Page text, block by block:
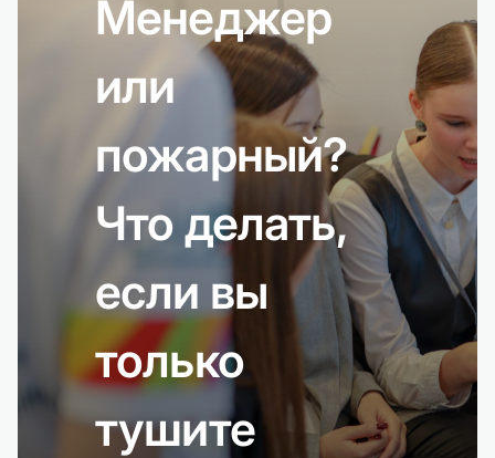
Менеджер
или
пожарный?
Что делать,
если вы
только
тушите